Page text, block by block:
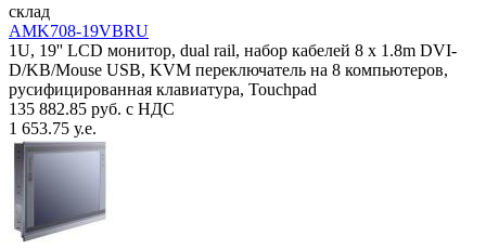
склад
AMK708-19VBRU
1U, 19'' LCD монитор, dual rail, набор кабелей 8 x 1.8m DVI-
D/KB/Mouse USB, KVM переключатель на 8 компьютеров,
русифицированная клавиатура, Touchpad
135 882.85 руб. с НДС
1 653.75 у.е.